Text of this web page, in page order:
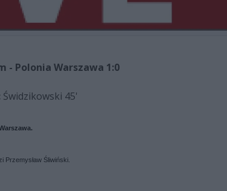
- Polonia Warszawa 1:0
Świdzikowski 45'
Śliwiński.